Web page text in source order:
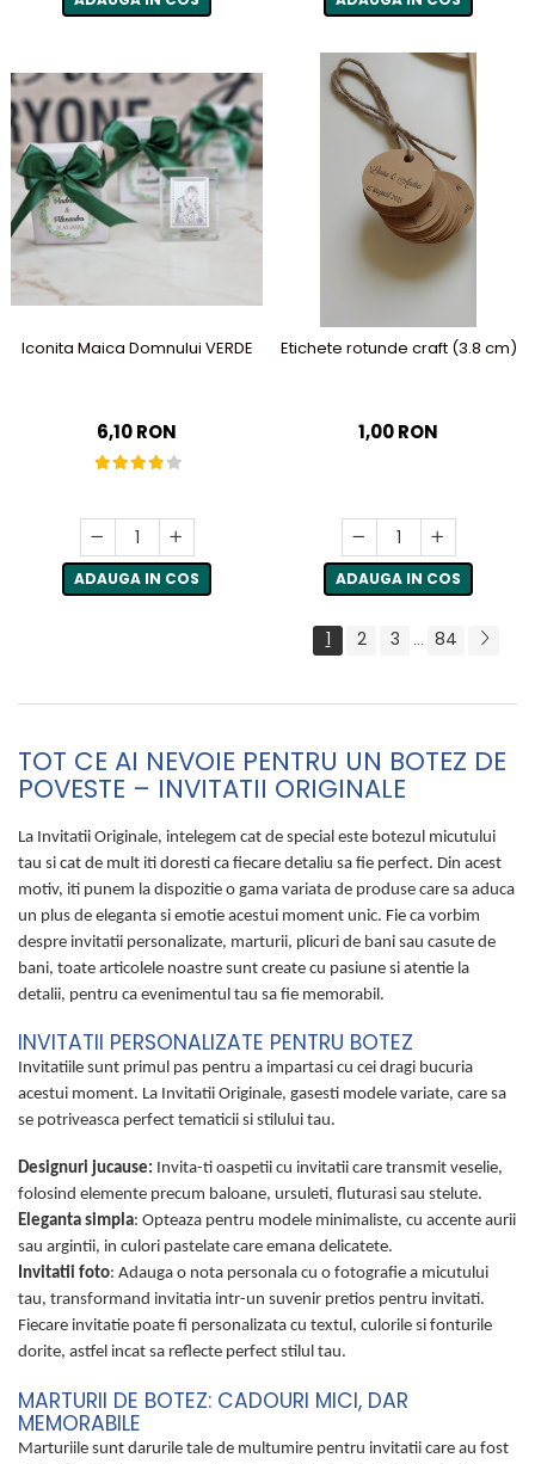
Iconita Maica Domnului VERDE
6,10 RON
ADAUGA IN COS
Etichete rotunde craft (3.8 cm)
1,00 RON
ADAUGA IN COS
1 2 3 ... 84
TOT CE AI NEVOIE PENTRU UN BOTEZ DE
POVESTE – INVITATII ORIGINALE
La Invitatii Originale, intelegem cat de special este botezul micutului
tau si cat de mult iti doresti ca fiecare detaliu sa fie perfect. Din acest
motiv, iti punem la dispozitie o gama variata de produse care sa aduca
un plus de eleganta si emotie acestui moment unic. Fie ca vorbim
despre invitatii personalizate, marturii, plicuri de bani sau casute de
bani, toate articolele noastre sunt create cu pasiune si atentie la
detalii, pentru ca evenimentul tau sa fie memorabil.
INVITATII PERSONALIZATE PENTRU BOTEZ
Invitatiile sunt primul pas pentru a impartasi cu cei dragi bucuria
acestui moment. La Invitatii Originale, gasesti modele variate, care sa
se potriveasca perfect tematicii si stilului tau.
Designuri jucause: Invita-ti oaspetii cu invitatii care transmit veselie,
folosind elemente precum baloane, ursuleti, fluturasi sau stelute.
Eleganta simpla: Opteaza pentru modele minimaliste, cu accente aurii
sau argintii, in culori pastelate care emana delicatete.
Invitatii foto: Adauga o nota personala cu o fotografie a micutului
tau, transformand invitatia intr-un suvenir pretios pentru invitati.
Fiecare invitatie poate fi personalizata cu textul, culorile si fonturile
dorite, astfel incat sa reflecte perfect stilul tau.
MARTURII DE BOTEZ: CADOURI MICI, DAR
MEMORABILE
Marturiile sunt darurile tale de multumire pentru invitatii care au fost